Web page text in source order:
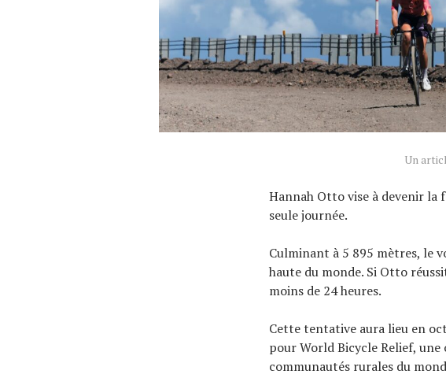
Un
Hannah Otto vise à devenir la
seule journée.
Culminant à 5 895 mètres, le
haute du monde. Si Otto
moins de 24 heures.
Cette tentative aura lieu en
pour World Bicycle Relief,
communautés rurales du